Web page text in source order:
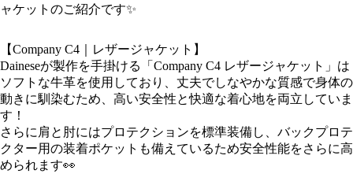
ャケットのご紹介です✨
【Company C4｜レザージャケット】
Daineseが製作を手掛ける「Company C4 レザージャケット」は
ソフトな牛革を使用しており、丈夫でしなやかな質感で身体の
動きに馴染むため、高い安全性と快適な着心地を両立していま
す！
さらに肩と肘にはプロテクションを標準装備し、バックプロテ
クター用の装着ポケットも備えているため安全性能をさらに高
められます👀